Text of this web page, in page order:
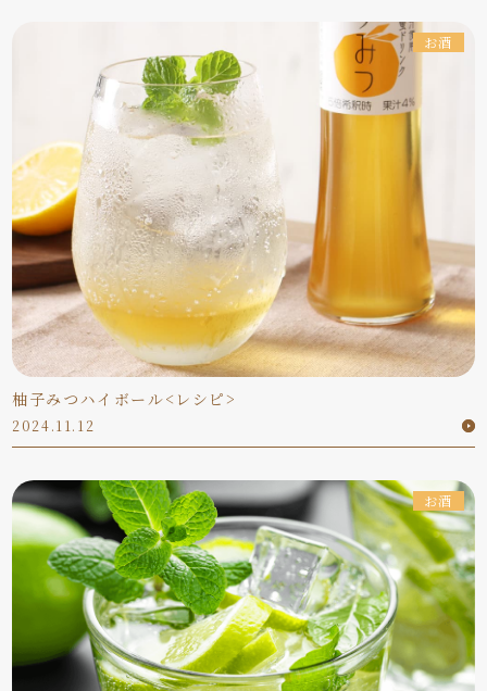
お酒
柚子みつハイボール<レシピ>
2024.11.12
お酒